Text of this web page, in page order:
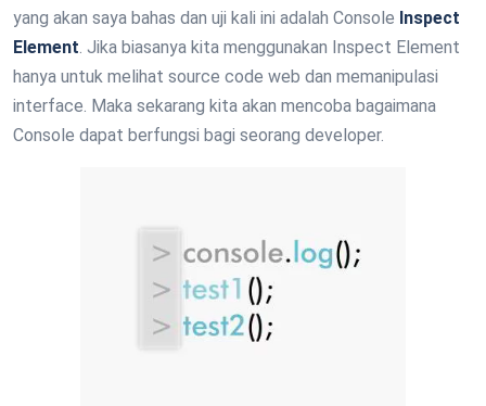
yang akan saya bahas dan uji kali ini adalah Console Inspect
Element. Jika biasanya kita menggunakan Inspect Element
hanya untuk melihat source code web dan memanipulasi
interface. Maka sekarang kita akan mencoba bagaimana
Console dapat berfungsi bagi seorang developer.